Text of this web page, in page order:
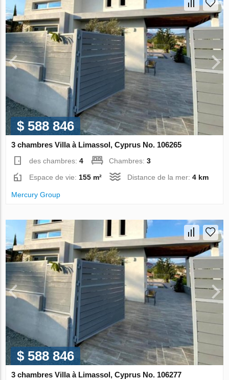
$ 588 846
3 chambres Villa à Limassol, Cyprus No. 106265
des chambres:4 Chambres:3
Espace de vie:155 m² Distance de la mer:4 km
Mercury Group
$ 588 846
3 chambres Villa à Limassol, Cyprus No. 106277